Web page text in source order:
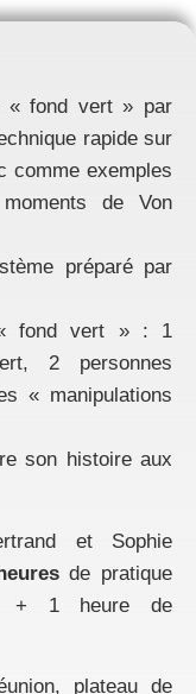
« fond vert » par
rapide sur
comme exemples
de Von
préparé par
fond vert » : 1
2 personnes
« manipulations
son histoire aux
et Sophie
de pratique
+ 1 heure de
plateau de